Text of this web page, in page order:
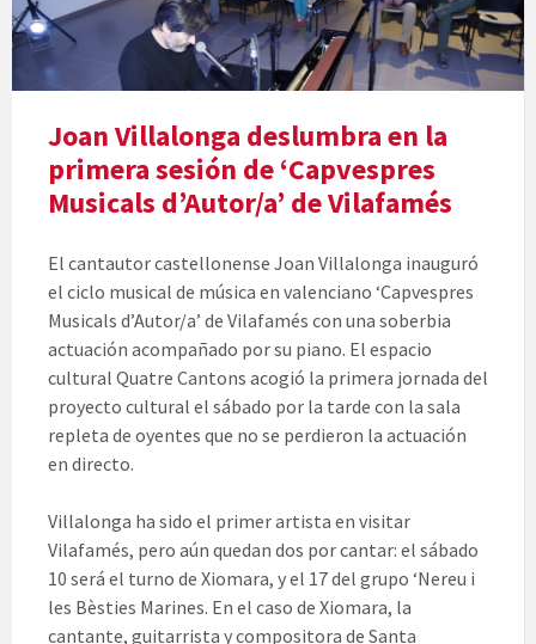
Joan Villalonga deslumbra en la
primera sesión de ‘Capvespres
Musicals d’Autor/a’ de Vilafamés
El cantautor castellonense Joan Villalonga inauguró
el ciclo musical de música en valenciano ‘Capvespres
Musicals d’Autor/a’ de Vilafamés con una soberbia
actuación acompañado por su piano. El espacio
cultural Quatre Cantons acogió la primera jornada del
proyecto cultural el sábado por la tarde con la sala
repleta de oyentes que no se perdieron la actuación
en directo.
Villalonga ha sido el primer artista en visitar
Vilafamés, pero aún quedan dos por cantar: el sábado
10 será el turno de Xiomara, y el 17 del grupo ‘Nereu i
les Bèsties Marines. En el caso de Xiomara, la
cantante, guitarrista y compositora de Santa